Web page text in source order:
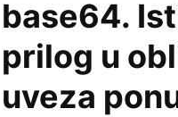
base64.
prilog u
uveza